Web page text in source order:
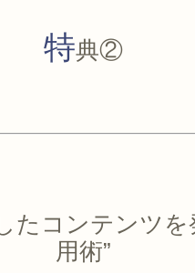
特典②
たコンテンツ
用術”